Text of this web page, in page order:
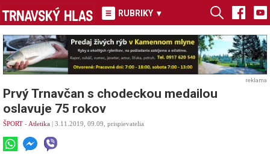
RUBRIKY ▾
reklama
Prvý Trnavčan s chodeckou medailou
oslavuje 75 rokov
ŠPORT - Atletika | 3.11.2019, 09.09, prispievatelia